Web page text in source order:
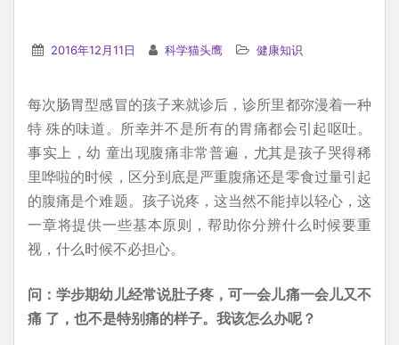
2016年12月11日 科学猫头鹰 健康知识
每次肠胃型感冒的孩子来就诊后，诊所里都弥漫着一种
特 殊的味道。所幸并不是所有的胃痛都会引起呕吐。
事实上，幼 童出现腹痛非常普遍，尤其是孩子哭得稀
里哗啦的时候，区分到底是严重腹痛还是零食过量引起
的腹痛是个难题。孩子说疼，这当然不能掉以轻心，这
一章将提供一些基本原则，帮助你分辨什么时候要重
视，什么时候不必担心。
问：学步期幼儿经常说肚子疼，可一会儿痛一会儿又不
痛 了，也不是特别痛的样子。我该怎么办呢？